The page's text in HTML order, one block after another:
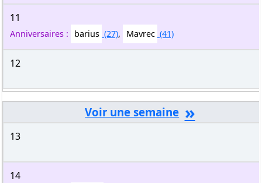
11
Anniversaires : barius (27), Mavrec (41)
12
»
13
14